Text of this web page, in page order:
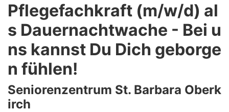
Pflegefachkraft (m/w/d) al
s Dauernachtwache - Bei u
ns kannst Du Dich geborge
n fühlen!
Seniorenzentrum St. Barbara Oberk
irch